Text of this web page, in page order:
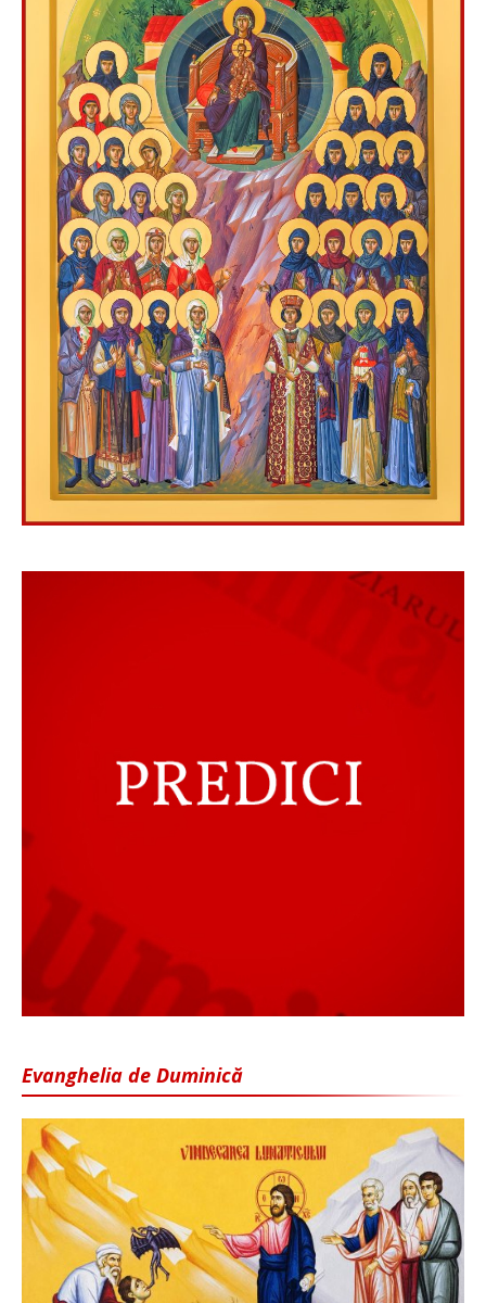
Evanghelia de Duminică